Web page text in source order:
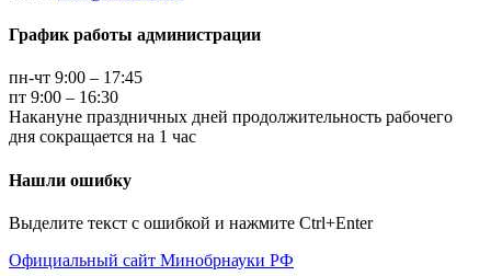
График работы администрации
пн-чт 9:00 – 17:45
пт 9:00 – 16:30
Накануне праздничных дней продолжительность рабочего
дня сокращается на 1 час
Нашли ошибку
Выделите текст с ошибкой и нажмите Ctrl+Enter
Официальный сайт Минобрнауки РФ